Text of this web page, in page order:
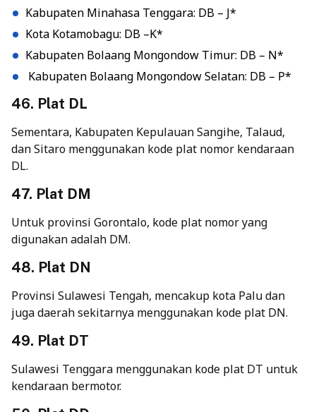
Kabupaten Minahasa Tenggara: DB – J*
Kota Kotamobagu: DB –K*
Kabupaten Bolaang Mongondow Timur: DB – N*
Kabupaten Bolaang Mongondow Selatan: DB – P*
46. Plat DL
Sementara, Kabupaten Kepulauan Sangihe, Talaud,
dan Sitaro menggunakan kode plat nomor kendaraan
DL.
47. Plat DM
Untuk provinsi Gorontalo, kode plat nomor yang
digunakan adalah DM.
48. Plat DN
Provinsi Sulawesi Tengah, mencakup kota Palu dan
juga daerah sekitarnya menggunakan kode plat DN.
49. Plat DT
Sulawesi Tenggara menggunakan kode plat DT untuk
kendaraan bermotor.